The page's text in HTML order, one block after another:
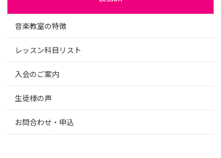
音楽教室の特徴
レッスン科目リスト
入会のご案内
生徒様の声
お問合わせ・申込